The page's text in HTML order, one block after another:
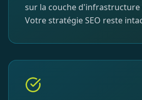
sur la couche d'infrastructure
Votre stratégie SEO reste